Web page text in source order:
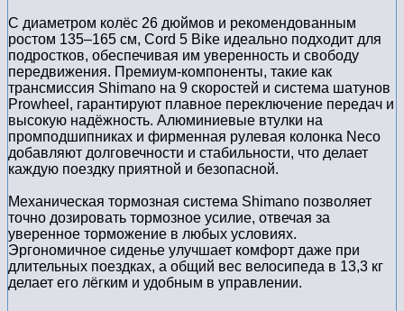
С диаметром колёс 26 дюймов и рекомендованным
ростом 135–165 см, Cord 5 Bike идеально подходит для
подростков, обеспечивая им уверенность и свободу
передвижения. Премиум-компоненты, такие как
трансмиссия Shimano на 9 скоростей и система шатунов
Prowheel, гарантируют плавное переключение передач и
высокую надёжность. Алюминиевые втулки на
промподшипниках и фирменная рулевая колонка Neco
добавляют долговечности и стабильности, что делает
каждую поездку приятной и безопасной.
Механическая тормозная система Shimano позволяет
точно дозировать тормозное усилие, отвечая за
уверенное торможение в любых условиях.
Эргономичное сиденье улучшает комфорт даже при
длительных поездках, а общий вес велосипеда в 13,3 кг
делает его лёгким и удобным в управлении.